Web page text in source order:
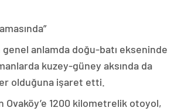
anlamda doğu-batı ekseninde
kuzey-güney aksında da
olduğuna işaret etti.
Ovaköy’e 1200 kilometrelik otoyol,